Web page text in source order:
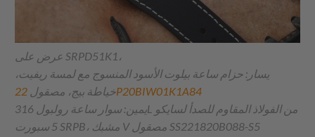
عرض على SRPD51K1،
يسار: حزام ساعة بيلوت الأسود المنسوج مع لمسة ريفيت،
خياطة بيج، مصقول22P20BIW01K1A84
يمين: سوار ساعة رولبول 316L من الفولاذ المقاوم للصدأ لسايكو
5 سبورت SRPB، مشبك V مصقول SS221820B088-S5